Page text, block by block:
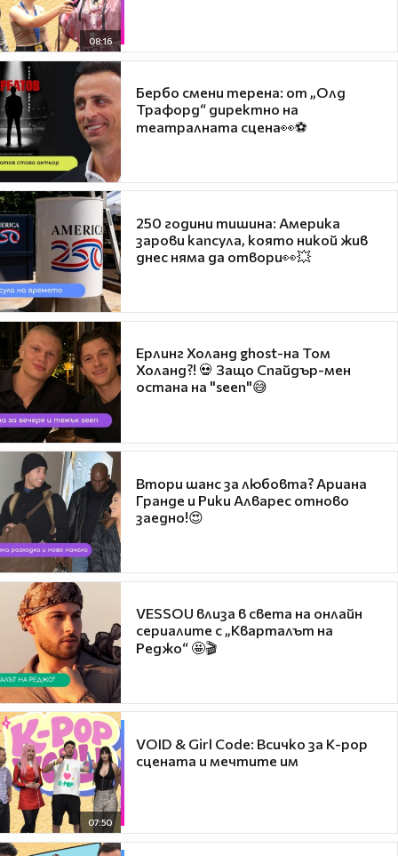
08:16
Бербо смени терена: от „Олд
Трафорд“ директно на
театралната сцена👀⚽
250 години тишина: Америка
зарови капсула, която никой жив
днес няма да отвори👀💥
Ерлинг Холанд ghost-на Том
Холанд?! 💀 Защо Спайдър-мен
остана на "seen"😅
Втори шанс за любовта? Ариана
Гранде и Рики Алварес отново
заедно!😍
VESSOU влиза в света на онлайн
сериалите с „Кварталът на
Реджо“ 🤩🎬
07:50
VOID & Girl Code: Всичко за K-pop
сцената и мечтите им